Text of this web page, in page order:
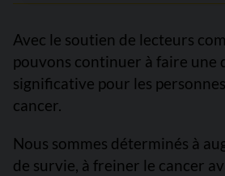
Avec le soutien de lecteurs
pouvons continuer à faire une
significative pour les
cancer.
Nous sommes déterminés à
de survie, à freiner le cancer